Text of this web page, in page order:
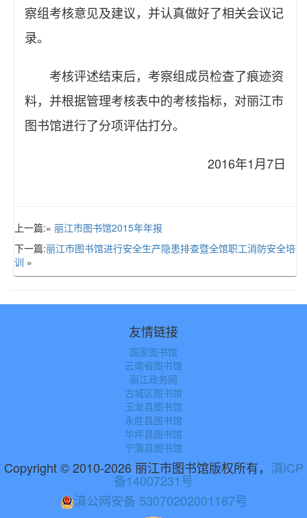
察组考核意见及建议，并认真做好了相关会议记
录。
考核评述结束后，考察组成员检查了痕迹资
料，并根据管理考核表中的考核指标，对丽江市
图书馆进行了分项评估打分。
2016年1月7日
上一篇:« 丽江市图书馆2015年年报
下一篇:丽江市图书馆进行安全生产隐患排查暨全馆职工消防安全培
训 »
友情链接
国家图书馆
云南省图书馆
丽江政务网
古城区图书馆
玉龙县图书馆
永胜县图书馆
华坪县图书馆
宁蒗县图书馆
Copyright © 2010-2026 丽江市图书馆版权所有， 滇ICP
备14007231号
滇公网安备 53070202001187号